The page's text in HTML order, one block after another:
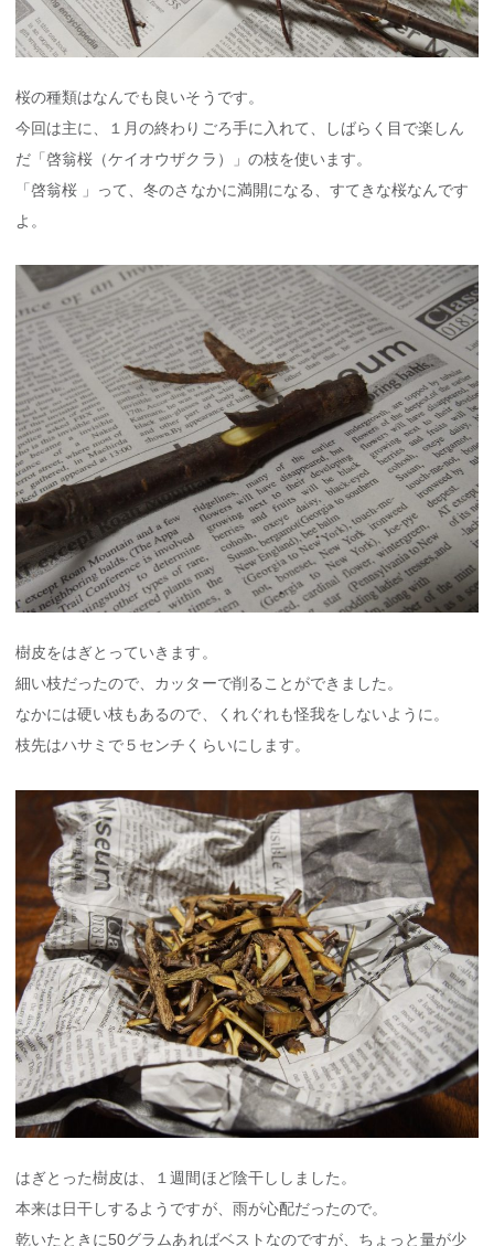
桜の種類はなんでも良いそうです。
今回は主に、１月の終わりごろ手に入れて、しばらく目で楽しん
だ「啓翁桜（ケイオウザクラ）」の枝を使います。
「啓翁桜 」って、冬のさなかに満開になる、すてきな桜なんです
よ。
樹皮をはぎとっていきます。
細い枝だったので、カッターで削ることができました。
なかには硬い枝もあるので、くれぐれも怪我をしないように。
枝先はハサミで５センチくらいにします。
はぎとった樹皮は、１週間ほど陰干ししました。
本来は日干しするようですが、雨が心配だったので。
乾いたときに50グラムあればベストなのですが、ちょっと量が少